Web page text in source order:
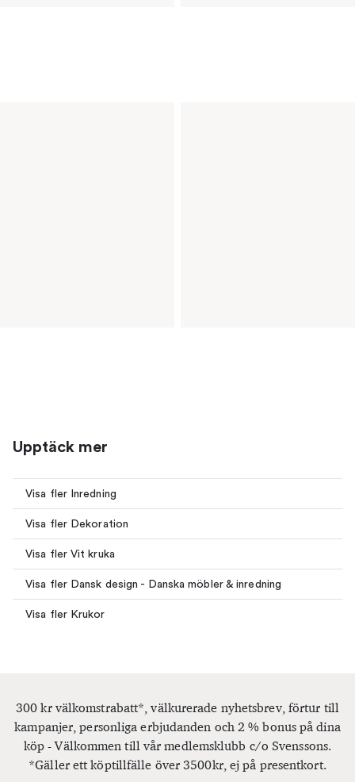
Upptäck mer
Visa fler Inredning
Visa fler Dekoration
Visa fler Vit kruka
Visa fler Dansk design - Danska möbler & inredning
Visa fler Krukor
300 kr välkomstrabatt*, välkurerade nyhetsbrev, förtur till
kampanjer, personliga erbjudanden och 2 % bonus på dina
köp - Välkommen till vår medlemsklubb c/o Svenssons.
*Gäller ett köptillfälle över 3500kr, ej på presentkort.